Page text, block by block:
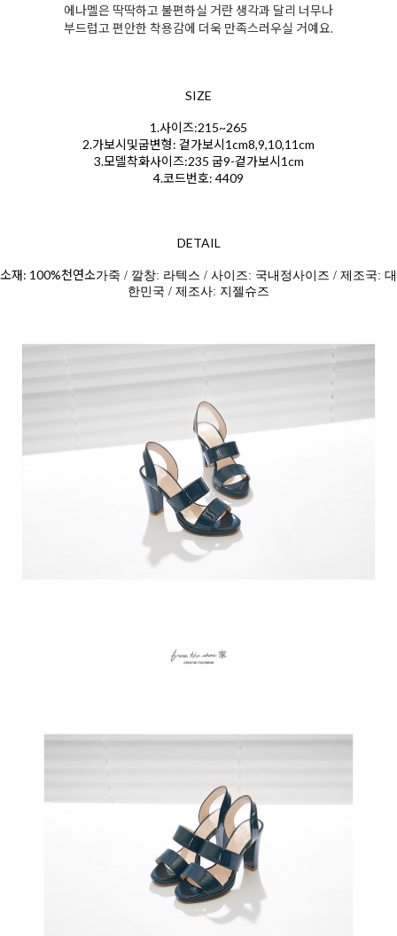
에나멜은 딱딱하고 불편하실 거란 생각과 달리 너무나
부드럽고 편안한 착용감에 더욱 만족스러우실 거예요.
SIZE
1.사이즈:215~265
2.가보시및굽변형: 겉가보시1cm8,9,10,11cm
3.모델착화사이즈:235 굽9-겉가보시1cm
4.코드번호: 4409
DETAIL
소재: 100%천연소가죽 / 깔창: 라텍스 / 사이즈: 국내정사이즈 / 제조국: 대
한민국 / 제조사: 지젤슈즈